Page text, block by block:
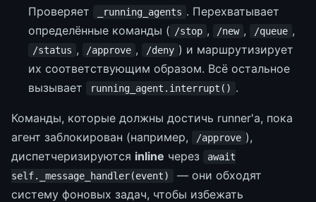
Проверяет
_running_agents . Перехватывает
определённые команды ( /stop , /new , /queue ,
/status , /approve , /deny ) и маршрутизирует
их соответствующим образом. Всё остальное
вызывает
running_agent.interrupt() .
Команды, которые должны достичь runner'а, пока
агент заблокирован (например,
/approve ),
диспетчеризируются inline через
await
self._message_handler(event)
— они обходят
систему фоновых задач, чтобы избежать